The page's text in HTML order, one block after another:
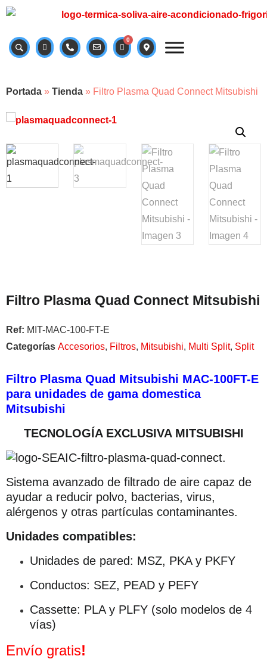
0
Portada » Tienda » Filtro Plasma Quad Connect Mitsubishi
Filtro Plasma Quad Connect Mitsubishi
Ref: MIT-MAC-100-FT-E
Categorías Accesorios, Filtros, Mitsubishi, Multi Split, Split
Filtro Plasma Quad Mitsubishi MAC-100FT-E
para unidades de gama domestica
Mitsubishi
TECNOLOGÍA EXCLUSIVA MITSUBISHI
Sistema avanzado de filtrado de aire capaz de
ayudar a reducir polvo, bacterias, virus,
alérgenos y otras partículas contaminantes.
Unidades compatibles:
Unidades de pared: MSZ, PKA y PKFY
Conductos: SEZ, PEAD y PEFY
Cassette: PLA y PLFY (solo modelos de 4
vías)
Envío gratis!